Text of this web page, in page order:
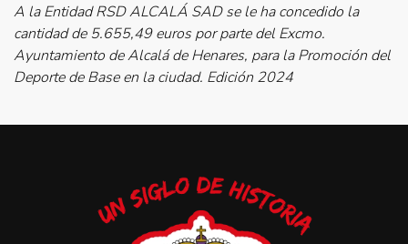
A la Entidad RSD ALCALÁ SAD se le ha concedido la
cantidad de 5.655,49 euros por parte del Excmo.
Ayuntamiento de Alcalá de Henares, para la Promoción del
Deporte de Base en la ciudad. Edición 2024